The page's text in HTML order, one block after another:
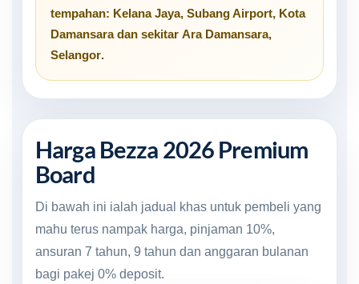
tempahan: Kelana Jaya, Subang Airport, Kota
Damansaradan sekitar Ara Damansara,
Selangor.
Harga Bezza 2026 Premium
Board
Di bawah ini ialah jadual khas untuk pembeli yang
mahu terus nampak harga, pinjaman 10%,
ansuran 7 tahun, 9 tahun dan anggaran bulanan
bagi pakej 0% deposit.